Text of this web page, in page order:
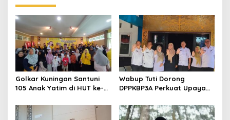
Golkar Kuningan Santuni
105 Anak Yatim di HUT ke-
Doakan Partai Semakin
Berjaya
Wabup Tuti Dorong
DPPKBP3A Perkuat Upaya
Tingkatkan Kesejahteraan
Keluarga